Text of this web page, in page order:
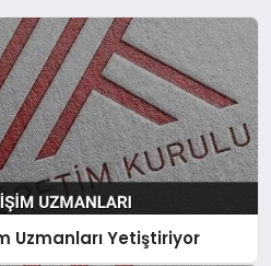
Uzmanları Yetiştiriyor